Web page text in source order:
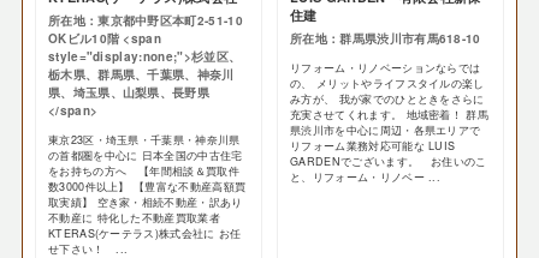
所在地：東京都中野区本町2-51-10
OKビル10階 <span
style="display:none;">杉並区、
栃木県、群馬県、千葉県、神奈川
県、埼玉県、山梨県、長野県
</span>
東京23区・埼玉県・千葉県・神奈川県
の首都圏を中心に 日本全国の中古住宅
をお持ちの方へ 【年間相談＆買取件
数3000件以上】 【豊富な不動産高額買
取実績】 空き家・相続不動産・訳あり
不動産に 特化した不動産買取業者
KTERAS(ケーテラス)株式会社に お任
せ下さい！ ...
住建
所在地：群馬県渋川市有馬618-10
リフォーム・リノベーションならでは
の、 メリットやライフスタイルの楽し
み方が、 我が家でのひとときをさらに
充実させてくれます。 地域密着！ 群馬
県渋川市を中心に周辺・各県エリアで
リフォーム業務対応可能な LUIS
GARDENでございます。 お住いのこ
と、リフォーム・リノベー ...